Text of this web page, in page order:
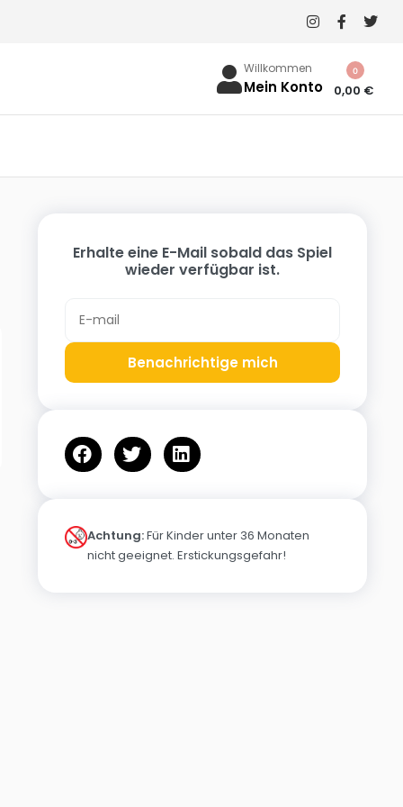
Willkommen
Mein Konto 0,00 €
0
Erhalte eine E-Mail sobald das Spiel
wieder verfügbar ist.
Benachrichtige mich
Achtung:Für Kinder unter 36 Monaten
nicht geeignet. Erstickungsgefahr!